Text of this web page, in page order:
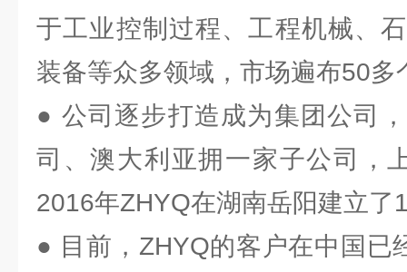
于工业控制过程、工程机械、
装备等众多领域，市场遍布50多
● 公司逐步打造成为集团公司
司、澳大利亚拥一家子公司，
2016年ZHYQ在湖南岳阳建立了
● 目前，ZHYQ的客户在中国已